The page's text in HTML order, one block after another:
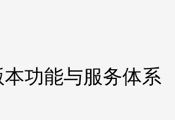
本功能与服务体系